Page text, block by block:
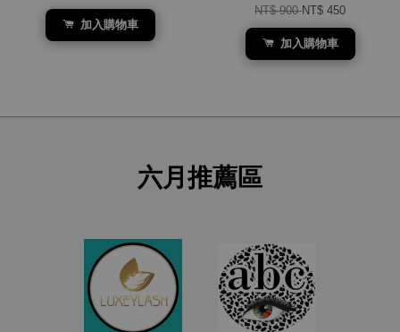
加入購物車
NT$ 900NT$ 450
加入購物車
六月推薦區